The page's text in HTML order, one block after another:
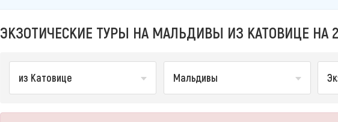
ЭКЗОТИЧЕСКИЕ ТУРЫ НА МАЛЬДИВЫ ИЗ КАТОВИЦЕ НА
из Катовице Мальдивы